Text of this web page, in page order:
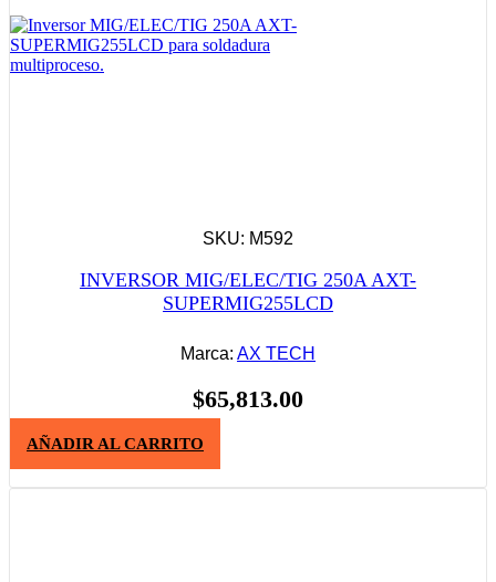
SKU: M592
INVERSOR MIG/ELEC/TIG 250A AXT-
SUPERMIG255LCD
Marca: AX TECH
$65,813.00
AÑADIR AL CARRITO